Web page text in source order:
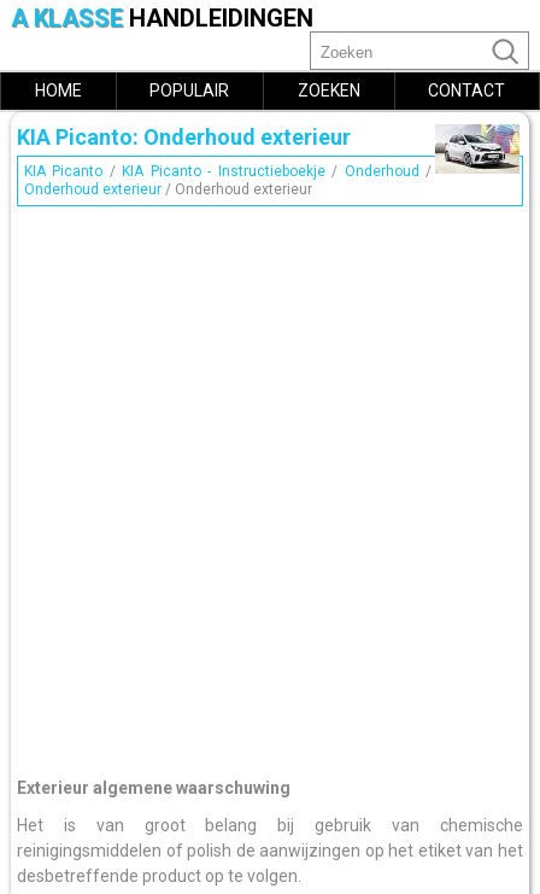
A KLASSE HANDLEIDINGEN
HOME POPULAIR ZOEKEN CONTACT
KIA Picanto: Onderhoud exterieur
KIA Picanto / KIA Picanto - Instructieboekje/ Onderhoud /
Onderhoud exterieur/ Onderhoud exterieur
Exterieur algemene waarschuwing
Het is van groot belang bij gebruik van chemische
reinigingsmiddelen of polish de aanwijzingen op het etiket van het
desbetreffende product op te volgen.